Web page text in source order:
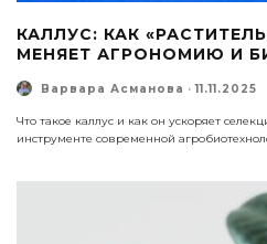
КАЛЛУС: КАК
МЕНЯЕТ АГРОНОМИЮ И
Варвара Асманова · 11.11.2025
Что такое каллус и как он ускоряет
инструменте современной